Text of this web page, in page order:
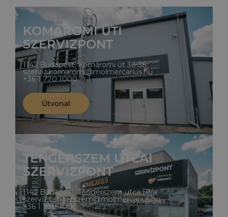
KOMÁROMI ÚTI
SZERVIZPONT
1142 Budapest, Komáromi út 36-38.
szerviz.komaromi@molmercarius.hu
+36 1 770 1000
Útvonal
TENGERSZEM UTCAI
SZERVIZPONT
1142 Budapest, Tengerszem utca 59/a
szerviz.tengerszem@molmercarius.hu
+36 1 770 1000